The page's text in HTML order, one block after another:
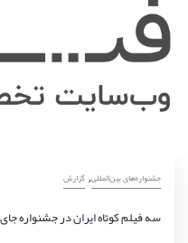
‌‌جشنواره‌های بین‌المللی, گزارش
سه فیلم کوتاه ایران در جشنواره